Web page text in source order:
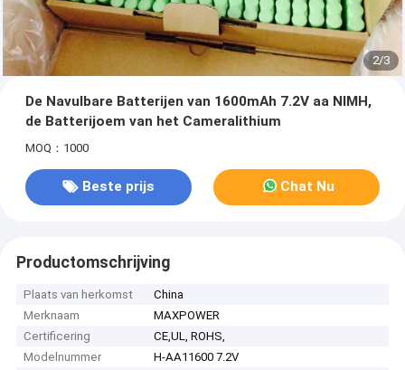
2/3
De Navulbare Batterijen van 1600mAh 7.2V aa NIMH,
de Batterijoem van het Cameralithium
MOQ：1000
Beste prijs Chat Nu
Productomschrijving
Plaats van herkomst
China
Merknaam
MAXPOWER
Certificering
CE,UL, ROHS,
Modelnummer
H-AA11600 7.2V